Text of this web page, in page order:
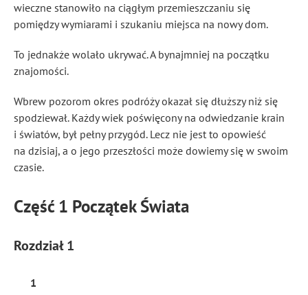
wieczne stanowiło na ciągłym przemieszczaniu się
pomiędzy wymiarami i szukaniu miejsca na nowy dom.
To jednakże wolało ukrywać. A bynajmniej na początku
znajomości.
Wbrew pozorom okres podróży okazał się dłuższy niż się
spodziewał. Każdy wiek poświęcony na odwiedzanie krain
i światów, był pełny przygód. Lecz nie jest to opowieść
na dzisiaj, a o jego przeszłości może dowiemy się w swoim
czasie.
Część 1 Początek Świata
Rozdział 1
1